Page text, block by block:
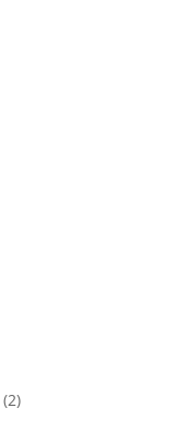
(2)